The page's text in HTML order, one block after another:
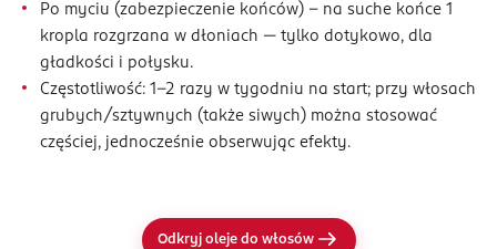
Po myciu (zabezpieczenie końców) – na suche końce 1
kropla rozgrzana w dłoniach — tylko dotykowo, dla
gładkości i połysku.
Częstotliwość: 1–2 razy w tygodniu na start; przy włosach
grubych/sztywnych (także siwych) można stosować
częściej, jednocześnie obserwując efekty.
Odkryj oleje do włosów